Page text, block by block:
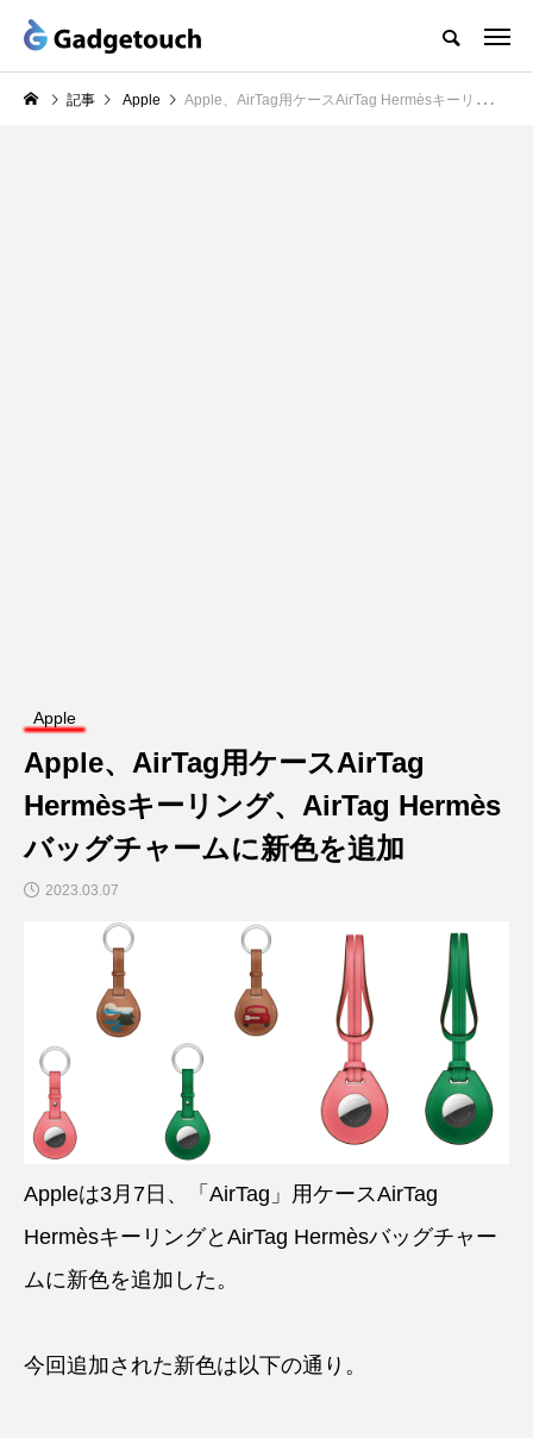
記事 Apple Apple、AirTag用ケースAirTag Hermèsキーリング、AirTag Hermèsバッグチャームに新色を追加
Apple
Apple、AirTag用ケースAirTag
Hermèsキーリング、AirTag Hermès
バッグチャームに新色を追加
2023.03.07
Appleは3月7日、「AirTag」用ケースAirTag
HermèsキーリングとAirTag Hermèsバッグチャー
ムに新色を追加した。
今回追加された新色は以下の通り。